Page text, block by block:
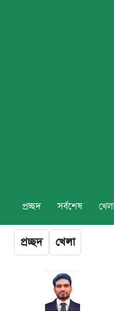
প্রচ্ছদ সর্বশেষ
প্রচ্ছদ খেলা